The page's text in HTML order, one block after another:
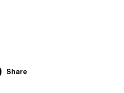
Share